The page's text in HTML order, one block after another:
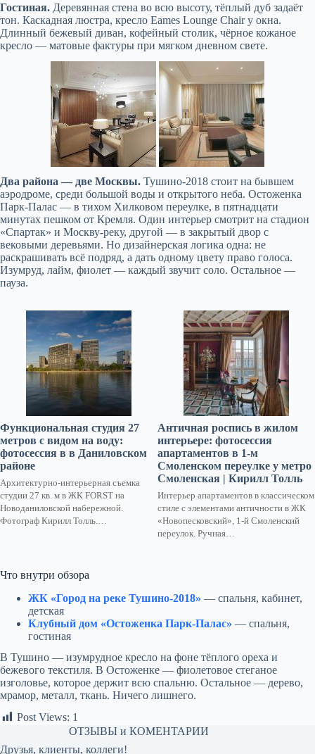
Гостиная. Деревянная стена во всю высоту, тёплый дуб задаёт
тон. Каскадная люстра, кресло Eames Lounge Chair у окна.
Длинный бежевый диван, кофейный столик, чёрное кожаное
кресло — матовые фактуры при мягком дневном свете.
Два района — две Москвы. Тушино-2018 стоит на бывшем
аэродроме, среди большой воды и открытого неба. Остоженка
Парк-Палас — в тихом Хилковом переулке, в пятнадцати
минутах пешком от Кремля. Один интерьер смотрит на стадион
«Спартак» и Москву-реку, другой — в закрытый двор с
вековыми деревьями. Но дизайнерская логика одна: не
раскрашивать всё подряд, а дать одному цвету право голоса.
Изумруд, лайм, фиолет — каждый звучит соло. Остальное —
пауза.
Функциональная студия 27
метров с видом на воду:
фотосессия в в Даниловском
районе
Архитектурно-интерьерная съемка
студии 27 кв. м в ЖК FORST на
Новоданиловской набережной.
Фотограф Кирилл Толль.…
Античная роспись в жилом
интерьере: фотосессия
апартаментов в 1-м
Смоленском переулке у метро
Смоленская | Кирилл Толль
Интерьер апартаментов в классическом
стиле с элементами античности в ЖК
«Новопесковский», 1-й Смоленский
переулок. Ручная…
Что внутри обзора
ЖК «Город на реке Тушино-2018» — спальня, кабинет,
детская
Клубный дом «Остоженка Парк-Палас» — спальня,
гостиная
В Тушино — изумрудное кресло на фоне тёплого ореха и
бежевого текстиля. В Остоженке — фиолетовое стеганое
изголовье, которое держит всю спальню. Остальное — дерево,
мрамор, металл, ткань. Ничего лишнего.
Post Views: 1
ОТЗЫВЫ и КОМЕНТАРИИ
Друзья, клиенты, коллеги!